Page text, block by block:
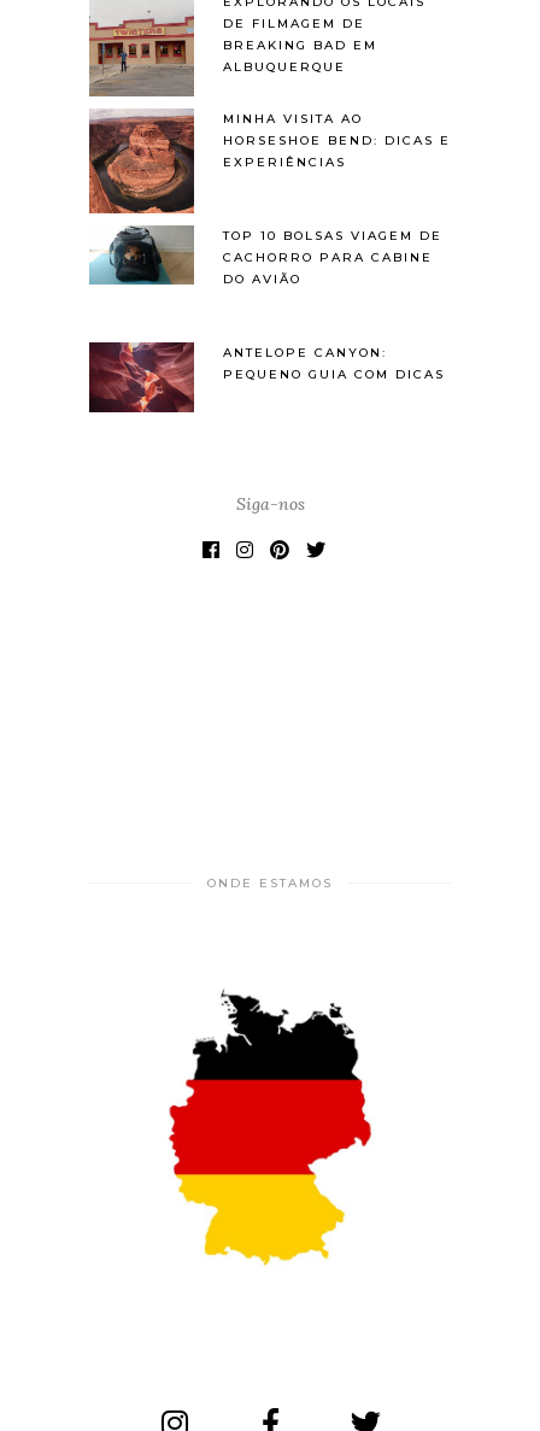
DE FILMAGEM DE
BREAKING BAD EM
ALBUQUERQUE
MINHA VISITA AO
HORSESHOE BEND: DICAS E
EXPERIÊNCIAS
TOP 10 BOLSAS VIAGEM DE
CACHORRO PARA CABINE
DO AVIÃO
ANTELOPE CANYON:
PEQUENO GUIA COM DICAS
Siga-nos
ONDE ESTAMOS